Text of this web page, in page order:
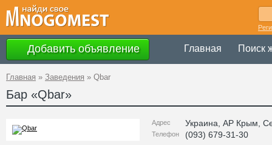
Добавить объявление Главная Поиск
Главная » Заведения » Qbar
Бар «Qbar»
Адрес Украина АР Крым ,
Телефон (093) 679-31-30